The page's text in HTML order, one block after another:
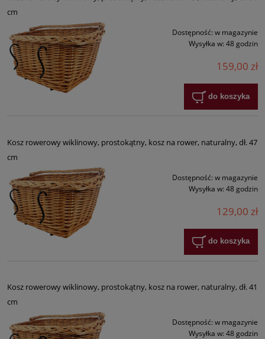
cm
Dostępność: w magazynie
Wysyłka w: 48 godzin
159,00 zł
do koszyka
Kosz rowerowy wiklinowy, prostokątny, kosz na rower, naturalny, dł. 47
cm
Dostępność: w magazynie
Wysyłka w: 48 godzin
129,00 zł
do koszyka
Kosz rowerowy wiklinowy, prostokątny, kosz na rower, naturalny, dł. 41
cm
Dostępność: w magazynie
Wysyłka w: 48 godzin